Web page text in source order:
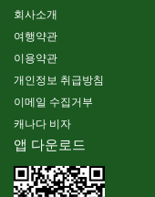
회사소개
여행약관
이용약관
개인정보 취급방침
이메일 수집거부
캐나다 비자
앱 다운로드